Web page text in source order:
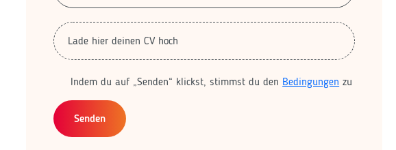
Lade hier deinen CV hoch
Indem du auf „Senden“ klickst, stimmst du den Bedingungen zu
Senden